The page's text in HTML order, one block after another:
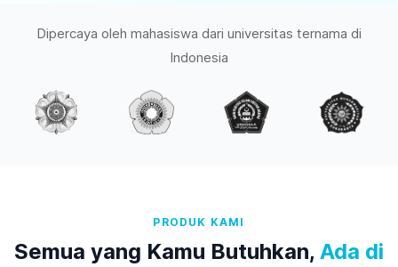
Dipercaya oleh mahasiswa dari universitas ternama di
Indonesia
PRODUK KAMI
Semua yang Kamu Butuhkan, Ada di